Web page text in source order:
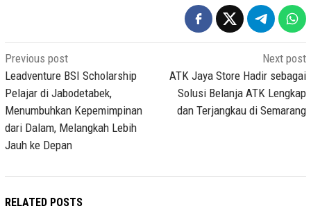
Post
navigation
Previous post
Leadventure BSI Scholarship
Pelajar di Jabodetabek,
Menumbuhkan Kepemimpinan
dari Dalam, Melangkah Lebih
Jauh ke Depan
Next post
ATK Jaya Store Hadir sebagai
Solusi Belanja ATK Lengkap
dan Terjangkau di Semarang
RELATED POSTS